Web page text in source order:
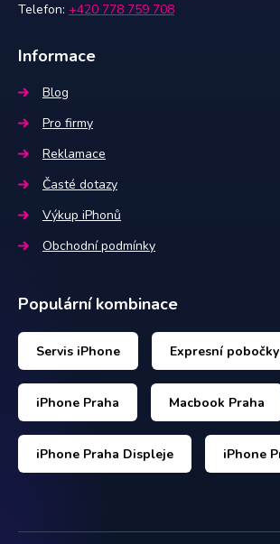
Telefon: +420 778 759 708
Informace
Blog
Pro firmy
Reklamace
Časté dotazy
Výkup iPhonů
Obchodní podmínky
Populární kombinace
Servis iPhone Expresní pobočky
iPhone Praha Macbook Praha
iPhone Praha Displeje iPhone